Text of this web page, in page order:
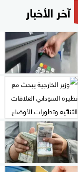
آخر الأخبار